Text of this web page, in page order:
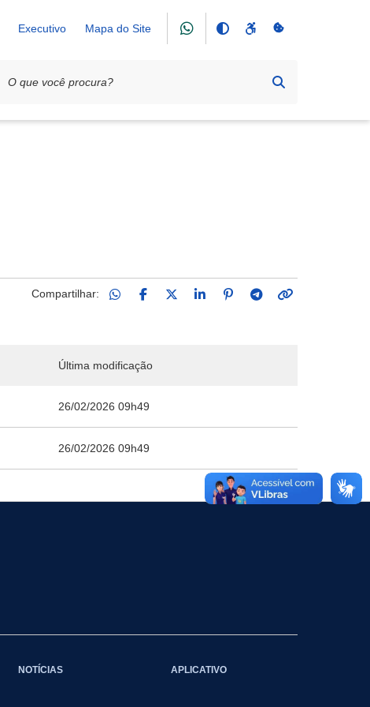
Executivo Mapa do Site
Compartilhar:
Última modificação
26/02/2026 09h49
26/02/2026 09h49
NOTÍCIAS APLICATIVO